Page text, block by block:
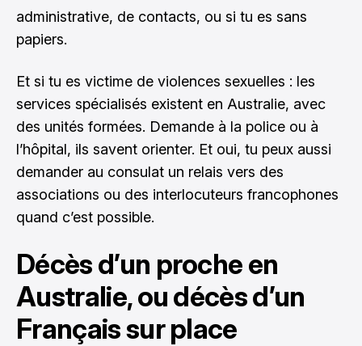
administrative, de contacts, ou si tu es sans
papiers.
Et si tu es victime de violences sexuelles : les
services spécialisés existent en Australie, avec
des unités formées. Demande à la police ou à
l’hôpital, ils savent orienter. Et oui, tu peux aussi
demander au consulat un relais vers des
associations ou des interlocuteurs francophones
quand c’est possible.
Décès d’un proche en
Australie, ou décès d’un
Français sur place